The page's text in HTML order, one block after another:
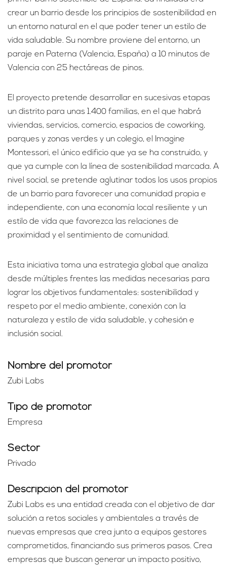
crear un barrio desde los principios de sostenibilidad en
un entorno natural en el que poder tener un estilo de
vida saludable. Su nombre proviene del entorno, un
paraje en Paterna (Valencia, España) a 10 minutos de
Valencia con 25 hectáreas de pinos.
El proyecto pretende desarrollar en sucesivas etapas
un distrito para unas 1.400 familias, en el que habrá
viviendas, servicios, comercio, espacios de coworking,
parques y zonas verdes y un colegio, el Imagine
Montessori, el único edificio que ya se ha construido, y
que ya cumple con la línea de sostenibilidad marcada. A
nivel social, se pretende aglutinar todos los usos propios
de un barrio para favorecer una comunidad propia e
independiente, con una economía local resiliente y un
estilo de vida que favorezca las relaciones de
proximidad y el sentimiento de comunidad.
Esta iniciativa toma una estrategia global que analiza
desde múltiples frentes las medidas necesarias para
lograr los objetivos fundamentales: sostenibilidad y
respeto por el medio ambiente, conexión con la
naturaleza y estilo de vida saludable, y cohesión e
inclusión social.
Nombre del promotor
Zubi Labs
Tipo de promotor
Empresa
Sector
Privado
Descripción del promotor
Zubi Labs es una entidad creada con el objetivo de dar
solución a retos sociales y ambientales a través de
nuevas empresas que crea junto a equipos gestores
comprometidos, financiando sus primeros pasos. Crea
empresas que buscan generar un impacto positivo,